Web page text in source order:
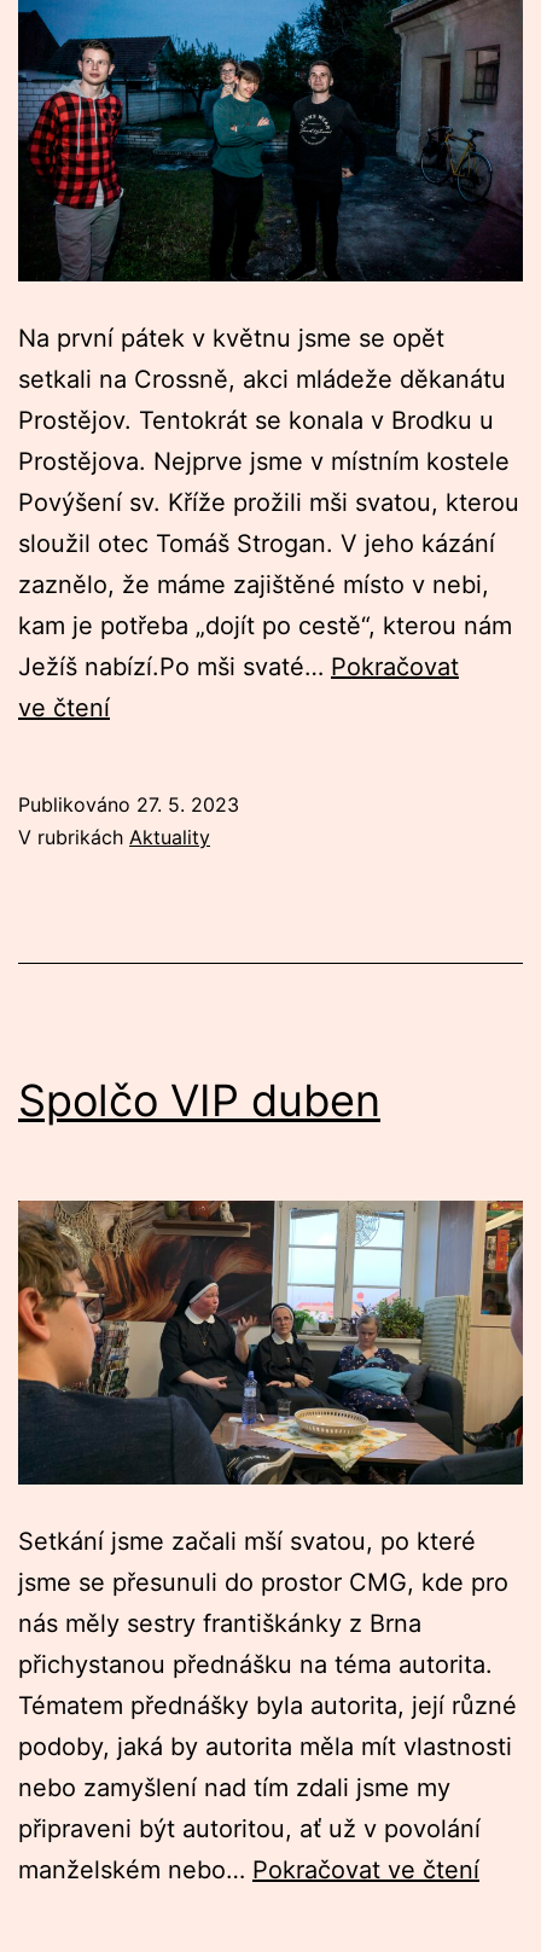
Na první pátek v květnu jsme se opět
setkali na Crossně, akci mládeže děkanátu
Prostějov. Tentokrát se konala v Brodku u
Prostějova. Nejprve jsme v místním kostele
Povýšení sv. Kříže prožili mši svatou, kterou
sloužil otec Tomáš Strogan. V jeho kázání
zaznělo, že máme zajištěné místo v nebi,
kam je potřeba „dojít po cestě“, kterou nám
Ježíš nabízí.Po mši svaté… Pokračovat
ve čteníCrossna
Publikováno 27. 5. 2023
V rubrikách Aktuality
Spolčo VIP duben
Setkání jsme začali mší svatou, po které
jsme se přesunuli do prostor CMG, kde pro
nás měly sestry františkánky z Brna
přichystanou přednášku na téma autorita.
Tématem přednášky byla autorita, její různé
podoby, jaká by autorita měla mít vlastnosti
nebo zamyšlení nad tím zdali jsme my
připraveni být autoritou, ať už v povolání
manželském nebo… Pokračovat ve čtení